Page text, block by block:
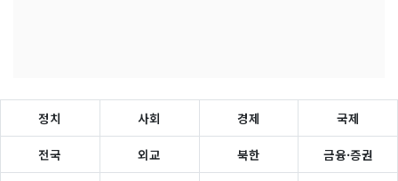
정치 사회 경제 국제
전국 외교 북한 금융·증권